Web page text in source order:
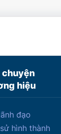
chuyện
hiệu
đạo
hình thành